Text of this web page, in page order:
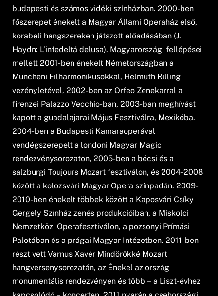
budapesti és számos vidéki színházban. 2000-ben
főszerepet énekelt a Magyar Állami Operaház első,
korabeli hangszereken játszott előadásában (J.
Haydn: L’infedeltá delusa). Magyarországi fellépései
mellett 2001-ben énekelt Németországban a
Müncheni Filharmonikusokkal, Helmuth Rilling
vezényletével, 2002-ben az Orfeo Zenekarral a
firenzei Palazzo Vecchio-ban, 2003-ban meghívást
kapott a guadalajarai Május Fesztiválra, Mexikóba.
2004-ben a Budapesti Kamaraoperával
vendégszerepelt a londoni Magyar Magic
rendezvénysorozaton, 2005-ben a bécsi és a
salzburgi Toujours Mozart fesztiválon, és 2004-2008
között a kolozsvári Magyar Opera színpadán. 2009-
2010-ben énekelt többek között a Kaposvári Csíky
Gergely Színház zenés produkcióiban, a Miskolci
Nemzetközi Operafesztiválon, a pozsonyi Prímási
Palotában és a prágai Magyar Intézetben. 2011-ben
részt vett Varnus Xavér Mindörökké Mozart
hangversenysorozatán, az Énekel az ország
monumentális rendezvényen és több – a Liszt-évhez